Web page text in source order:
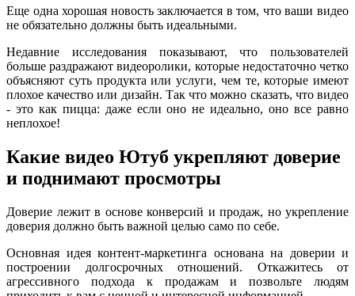
Еще одна хорошая новость заключается в том, что ваши видео
не обязательно должны быть идеальными.
Недавние исследования показывают, что пользователей
больше раздражают видеоролики, которые недостаточно четко
объясняют суть продукта или услуги, чем те, которые имеют
плохое качество или дизайн. Так что можно сказать, что видео
- это как пицца: даже если оно не идеально, оно все равно
неплохое!
Какие видео Ютуб укрепляют доверие
и поднимают просмотры
Доверие лежит в основе конверсий и продаж, но укрепление
доверия должно быть важной целью само по себе.
Основная идея контент-маркетинга основана на доверии и
построении долгосрочных отношений. Откажитесь от
агрессивного подхода к продажам и позвольте людям